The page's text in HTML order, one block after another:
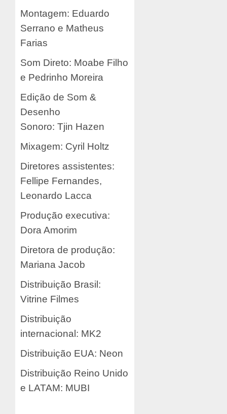
Montagem: Eduardo
Serrano e Matheus
Farias
Som Direto: Moabe Filho
e Pedrinho Moreira
Edição de Som &
Desenho
Sonoro: Tjin Hazen
Mixagem: Cyril Holtz
Diretores assistentes:
Fellipe Fernandes,
Leonardo Lacca
Produção executiva:
Dora Amorim
Diretora de produção:
Mariana Jacob
Distribuição Brasil:
Vitrine Filmes
Distribuição
internacional: MK2
Distribuição EUA: Neon
Distribuição Reino Unido
e LATAM: MUBI